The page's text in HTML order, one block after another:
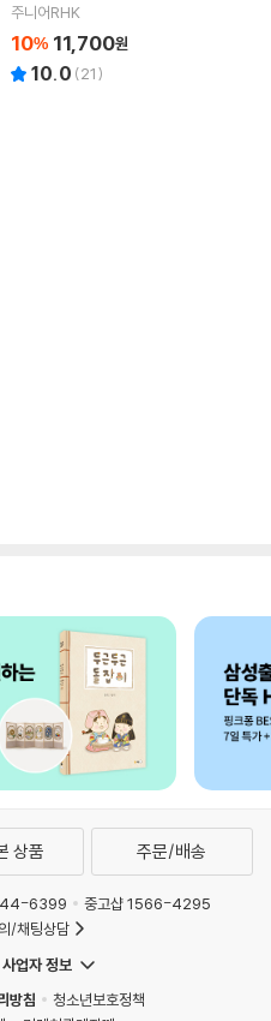
주니어RHK
10% 11,700원
10.0 (21)
상품 주문/배송
6399
중고샵 1566-4295
/채팅상담
업자 정보
방침
청소년보호정책